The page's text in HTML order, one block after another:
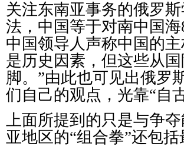
关注东南亚事务的俄罗
法，中国等于对南中国
中国领导人声称中国的
是历史因素，但这些从
脚。”由此也可见出俄罗
们自己的观点，光靠“自
上面所提到的只是与争
亚地区的“组合拳”还包